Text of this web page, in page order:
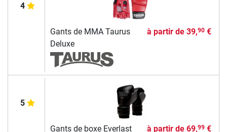
4
Gants de MMA Taurus
Deluxe
à partir de 39,90€
5
Gants de boxe Everlast
à partir de 69,99€